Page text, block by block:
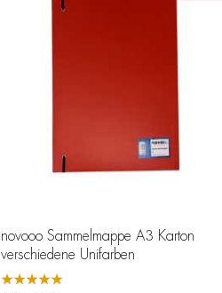
novooo Sammelmappe A3 Karton
verschiedene Unifarben
★★★★★